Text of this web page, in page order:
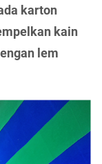
karton
kain
lem